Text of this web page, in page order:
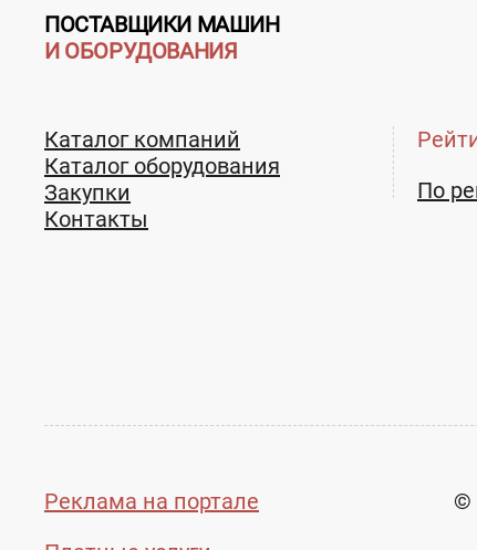
ПОСТАВЩИКИ МАШИН
И ОБОРУДОВАНИЯ
Каталог компаний
Каталог оборудования
Закупки
Контакты
По
Реклама на портале
©